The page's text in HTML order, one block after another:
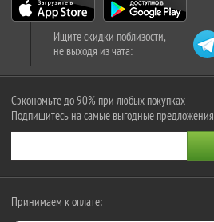
Ищите скидки поблизости,
не выходя из чата:
Сэкономьте до 90% при любых покупках
Подпишитесь на самые выгодные предложения
Принимаем к оплате: